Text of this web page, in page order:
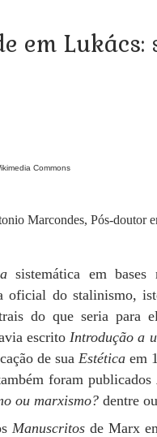
em Lukács:
Commons
Marcondes, Pós-doutor
sistemática em bases
oficial do stalinismo,
do que seria para
escritoIntrodução a
de suaEstética em
foram publicados
ou marxismo?dentre
Manuscritos de Marx